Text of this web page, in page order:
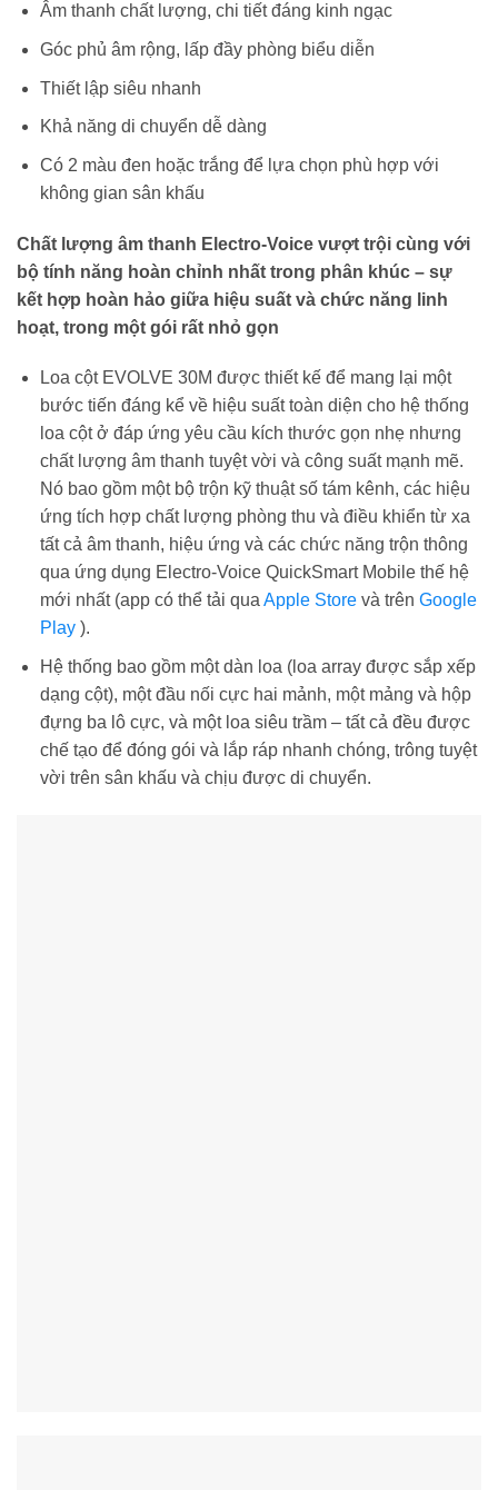
Âm thanh chất lượng, chi tiết đáng kinh ngạc
Góc phủ âm rộng, lấp đầy phòng biểu diễn
Thiết lập siêu nhanh
Khả năng di chuyển dễ dàng
Có 2 màu đen hoặc trắng để lựa chọn phù hợp với
không gian sân khấu
Chất lượng âm thanh Electro-Voice vượt trội cùng với
bộ tính năng hoàn chỉnh nhất trong phân khúc – sự
kết hợp hoàn hảo giữa hiệu suất và chức năng linh
hoạt, trong một gói rất nhỏ gọn
Loa cột EVOLVE 30M được thiết kế để mang lại một
bước tiến đáng kể về hiệu suất toàn diện cho hệ thống
loa cột ở đáp ứng yêu cầu kích thước gọn nhẹ nhưng
chất lượng âm thanh tuyệt vời và công suất mạnh mẽ.
Nó bao gồm một bộ trộn kỹ thuật số tám kênh, các hiệu
ứng tích hợp chất lượng phòng thu và điều khiển từ xa
tất cả âm thanh, hiệu ứng và các chức năng trộn thông
qua ứng dụng Electro-Voice QuickSmart Mobile thế hệ
mới nhất (app có thể tải qua Apple Storevà trên Google
Play).
Hệ thống bao gồm một dàn loa (loa array được sắp xếp
dạng cột), một đầu nối cực hai mảnh, một mảng và hộp
đựng ba lô cực, và một loa siêu trầm – tất cả đều được
chế tạo để đóng gói và lắp ráp nhanh chóng, trông tuyệt
vời trên sân khấu và chịu được di chuyển.